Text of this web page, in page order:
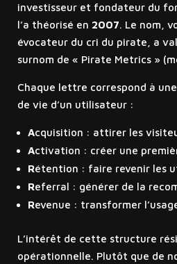
investisseur et fondateur du
l’a théorisé en 2007. Le nom,
évocateur du cri du pirate, a
surnom de « Pirate Metrics »
Chaque lettre correspond à
de vie d’un utilisateur :
Acquisition : attirer les
Activation : créer une
Rétention : faire revenir les
Referral : générer de la
Revenue : transformer
L’intérêt de cette structure
opérationnelle. Plutôt que de